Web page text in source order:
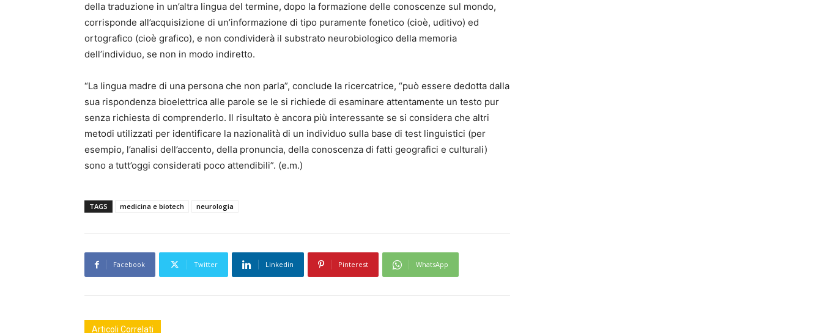
della traduzione in un’altra lingua del termine, dopo la formazione delle conoscenze sul mondo,
corrisponde all’acquisizione di un’informazione di tipo puramente fonetico (cioè, uditivo) ed
ortografico (cioè grafico), e non condividerà il substrato neurobiologico della memoria
dell’individuo, se non in modo indiretto.
“La lingua madre di una persona che non parla”, conclude la ricercatrice, “può essere dedotta dalla
sua rispondenza bioelettrica alle parole se le si richiede di esaminare attentamente un testo pur
senza richiesta di comprenderlo. Il risultato è ancora più interessante se si considera che altri
metodi utilizzati per identificare la nazionalità di un individuo sulla base di test linguistici (per
esempio, l’analisi dell’accento, della pronuncia, della conoscenza di fatti geografici e culturali)
sono a tutt’oggi considerati poco attendibili”. (e.m.)
TAGS medicina e biotech neurologia
Facebook Twitter Linkedin Pinterest WhatsApp
Articoli Correlati